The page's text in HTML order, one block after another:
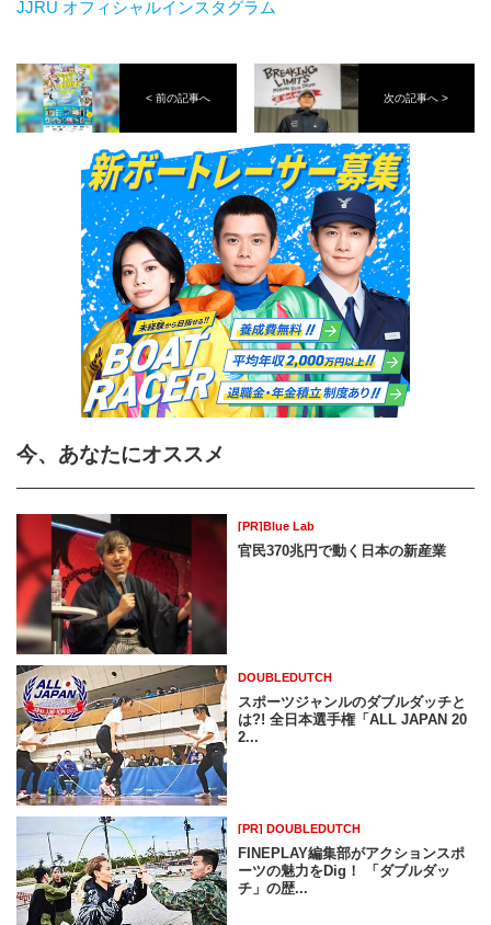
JJRU オフィシャルインスタグラム
< 前の記事へ 次の記事へ >
今、あなたにオススメ
[PR]Blue Lab
官民370兆円で動く日本の新産業
DOUBLEDUTCH
スポーツジャンルのダブルダッチと
は?! 全日本選手権「ALL JAPAN 20
2...
[PR] DOUBLEDUTCH
FINEPLAY編集部がアクションスポ
ーツの魅力をDig！ 「ダブルダッ
チ」の歴...